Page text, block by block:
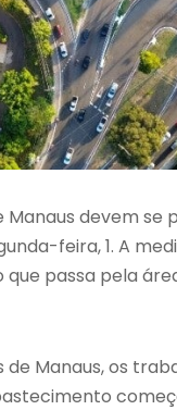
Manaus devem
feira, 1. A
passa pela
Manaus, os